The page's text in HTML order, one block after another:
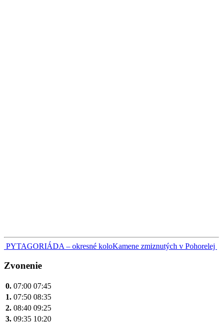
Navigácia
v
PYTAGORIÁDA – okresné koloKamene zmiznutých v Pohorelej
Zvonenie
0. 07:00 07:45
1. 07:50 08:35
2. 08:40 09:25
3. 09:35 10:20